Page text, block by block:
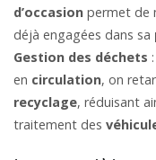
d’occasion permet de
déjà engagées dans sa
Gestion des déchets
en circulation, on
recyclage, réduisant
traitement des